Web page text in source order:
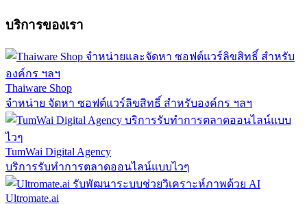
บริการของเรา
Thaiware Shop
จำหน่าย จัดหา ซอฟต์แวร์ลิขสิทธิ์ สำหรับองค์กร ฯลฯ
TumWai Digital Agency
บริการรับทำการตลาดออนไลน์แบบไวๆ
Ultromate.ai